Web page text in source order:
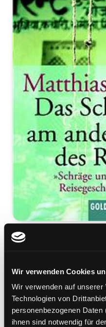
Wir verwenden Cookies
Wir verwenden auf
Technologien von
personenbezogenen
ihnen sind notwendig für
Das
Schräge und Intelligente
Mediengruppe:
Verfasser:Suche nach
Politycki,
Mehr Informationen